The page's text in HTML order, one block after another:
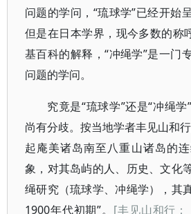
问题的学问，“琉球学”已经开始
但是在日本学界，现今多数的称
基百科的解释，“冲绳学”是一门
问题的学问。
究竟是“琉球学”还是“冲绳
尚有分歧。按当地学者丰见山和
起庵美诸岛南至八重山诸岛的
象，对其岛屿的人、历史、文化
绳研究（琉球学、冲绳学），其
1900年代初期”。 [丰见山和行：